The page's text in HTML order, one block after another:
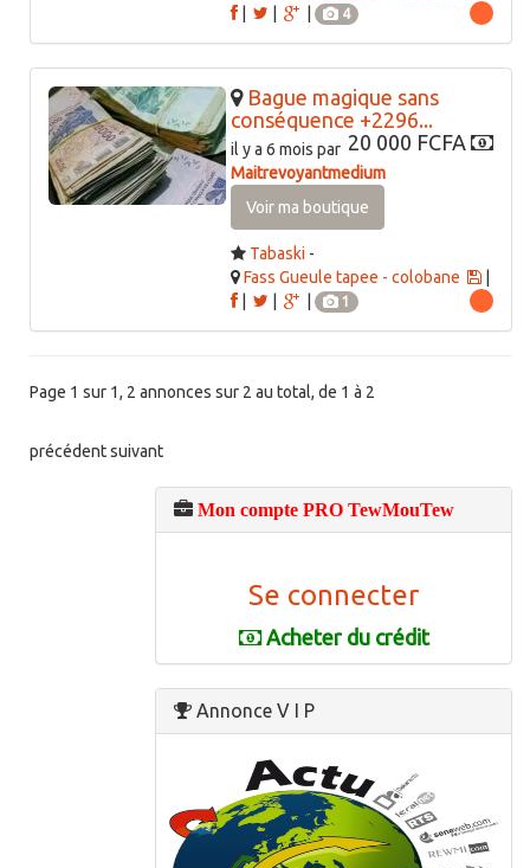
4
Bague magique sans
conséquence +2296...
20 000 FCFA
il y a 6 mois par
Maitrevoyantmedium
Voir ma boutique
Tabaski -
Fass Gueule tapee - colobane
1
Page 1 sur 1, 2 annonces sur 2 au total, de 1 à 2
précédentsuivant
Mon compte PRO TewMouTew
Se connecter
Acheter du crédit
Annonce V I P